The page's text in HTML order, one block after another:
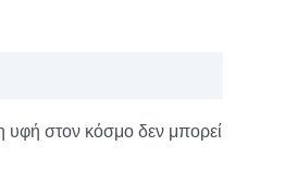
υφή στον κόσμο δεν μπορεί